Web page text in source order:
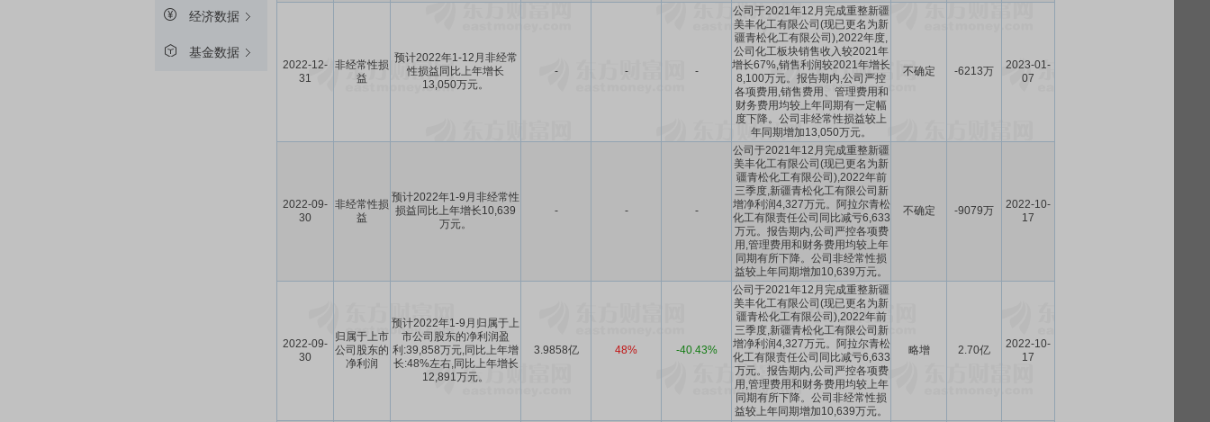
经济数据
基金数据
2022-12-
31
非经常性损
益
预计2022年1-12月非经常
性损益同比上年增长
13,050万元。
- - -
公司于2021年12月完成重整新疆
美丰化工有限公司(现已更名为新
疆青松化工有限公司),2022年度,
公司化工板块销售收入较2021年
增长67%,销售利润较2021年增长
8,100万元。报告期内,公司严控
各项费用,销售费用、管理费用和
财务费用均较上年同期有一定幅
度下降。公司非经常性损益较上
年同期增加13,050万元。
不确定 -6213万
2023-01-
07
2022-09-
30
非经常性损
益
预计2022年1-9月非经常性
损益同比上年增长10,639
万元。
- - -
公司于2021年12月完成重整新疆
美丰化工有限公司(现已更名为新
疆青松化工有限公司),2022年前
三季度,新疆青松化工有限公司新
增净利润4,327万元。阿拉尔青松
化工有限责任公司同比减亏6,633
万元。报告期内,公司严控各项费
用,管理费用和财务费用均较上年
同期有所下降。公司非经常性损
益较上年同期增加10,639万元。
不确定 -9079万
2022-10-
17
2022-09-
30
归属于上市
公司股东的
净利润
预计2022年1-9月归属于上
市公司股东的净利润盈
利:39,858万元,同比上年增
长:48%左右,同比上年增长
12,891万元。
3.9858亿 48% -40.43%
公司于2021年12月完成重整新疆
美丰化工有限公司(现已更名为新
疆青松化工有限公司),2022年前
三季度,新疆青松化工有限公司新
增净利润4,327万元。阿拉尔青松
化工有限责任公司同比减亏6,633
万元。报告期内,公司严控各项费
用,管理费用和财务费用均较上年
同期有所下降。公司非经常性损
益较上年同期增加10,639万元。
略增 2.70亿
2022-10-
17